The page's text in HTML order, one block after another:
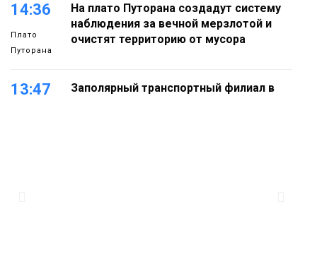
14:36
Плато
Путорана
На плато Путорана создадут систему
наблюдения за вечной мерзлотой и
очистят территорию от мусора
13:47
Заполярный транспортный филиал в